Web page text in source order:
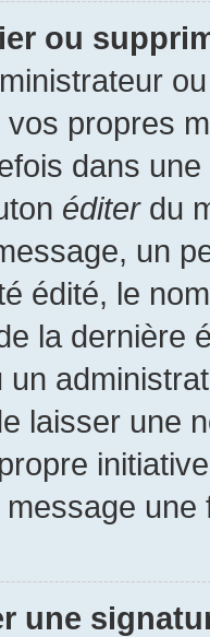
ou
propres
dans
éditerdu
un
édité, le
la dernière
un
laisser une
une
une